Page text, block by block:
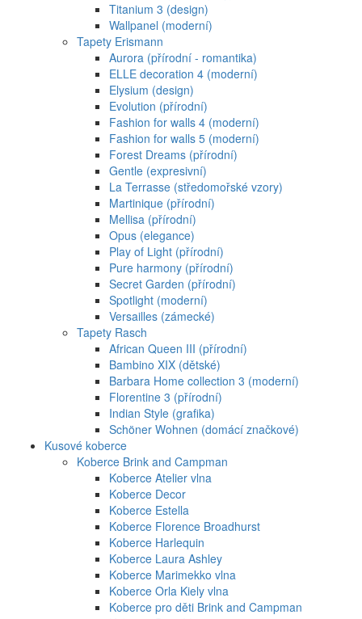
Titanium 3 (design)
Wallpanel (moderní)
Tapety Erismann
Aurora (přírodní - romantika)
ELLE decoration 4 (moderní)
Elysium (design)
Evolution (přírodní)
Fashion for walls 4 (moderní)
Fashion for walls 5 (moderní)
Forest Dreams (přírodní)
Gentle (expresivní)
La Terrasse (středomořské vzory)
Martinique (přírodní)
Mellisa (přírodní)
Opus (elegance)
Play of Light (přírodní)
Pure harmony (přírodní)
Secret Garden (přírodní)
Spotlight (moderní)
Versailles (zámecké)
Tapety Rasch
African Queen III (přírodní)
Bambino XIX (dětské)
Barbara Home collection 3 (moderní)
Florentine 3 (přírodní)
Indian Style (grafika)
Schöner Wohnen (domácí značkové)
Kusové koberce
Koberce Brink and Campman
Koberce Atelier vlna
Koberce Decor
Koberce Estella
Koberce Florence Broadhurst
Koberce Harlequin
Koberce Laura Ashley
Koberce Marimekko vlna
Koberce Orla Kiely vlna
Koberce pro děti Brink and Campman